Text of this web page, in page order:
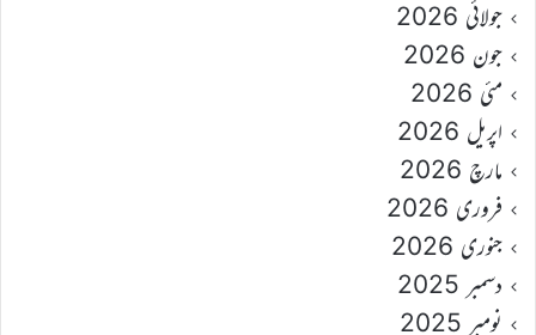
جولائی 2026
جون 2026
مئی 2026
اپریل 2026
مارچ 2026
فروری 2026
جنوری 2026
دسمبر 2025
نومبر 2025